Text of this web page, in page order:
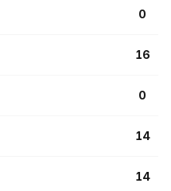
0
16
0
14
14